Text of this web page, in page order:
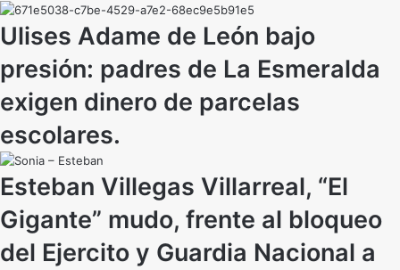
Ulises Adame de León bajo
presión: padres de La Esmeralda
exigen dinero de parcelas
escolares.
Esteban Villegas Villarreal, “El
Gigante” mudo, frente al bloqueo
del Ejercito y Guardia Nacional a